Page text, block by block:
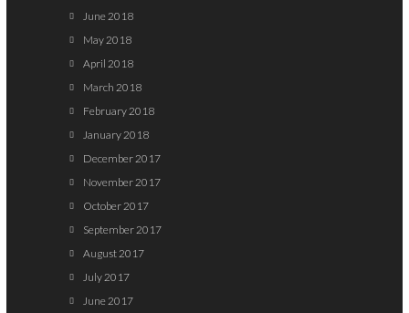
June 2018
May 2018
April 2018
March 2018
February 2018
January 2018
December 2017
November 2017
October 2017
September 2017
August 2017
July 2017
June 2017